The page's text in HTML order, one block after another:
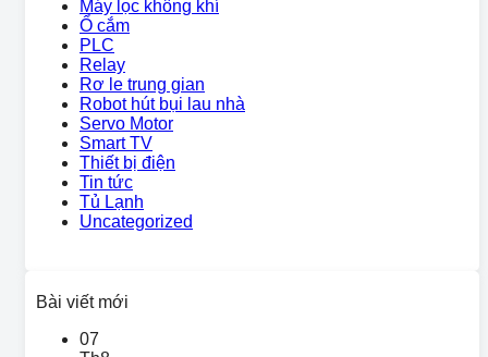
Máy lọc không khí
Ổ cắm
PLC
Relay
Rơ le trung gian
Robot hút bụi lau nhà
Servo Motor
Smart TV
Thiết bị điện
Tin tức
Tủ Lạnh
Uncategorized
Bài viết mới
07